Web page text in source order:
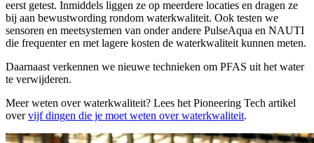
eerst getest. Inmiddels liggen ze op meerdere locaties en dragen ze
bij aan bewustwording rondom waterkwaliteit. Ook testen we
sensoren en meetsystemen van onder andere PulseAqua en NAUTI
die frequenter en met lagere kosten de waterkwaliteit kunnen meten.
Daarnaast verkennen we nieuwe technieken om PFAS uit het water
te verwijderen.
Meer weten over waterkwaliteit? Lees het Pioneering Tech artikel
overvijf dingen die je moet weten over waterkwaliteit.